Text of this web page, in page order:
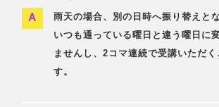
雨天の場合、別の日時へ振り替えと
いつも通っている曜日と違う曜日に
ませんし、2コマ連続で受講いただ
す。